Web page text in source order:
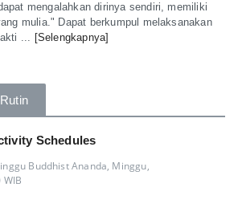
mengalahkan dirinya sendiri, memiliki
mulia." Dapat berkumpul melaksanakan
... [Selengkapnya]
Schedules
Buddhist Ananda, Minggu,